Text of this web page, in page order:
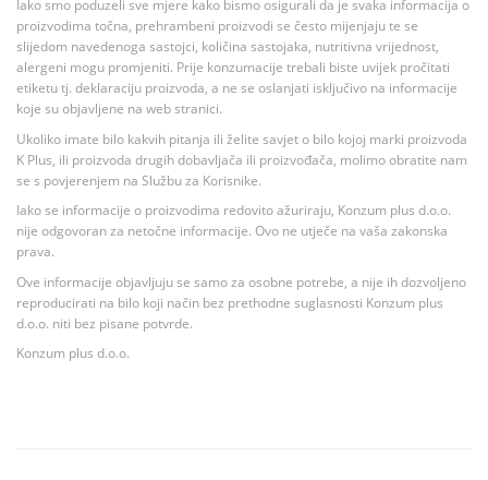
Iako smo poduzeli sve mjere kako bismo osigurali da je svaka informacija o
proizvodima točna, prehrambeni proizvodi se često mijenjaju te se
slijedom navedenoga sastojci, količina sastojaka, nutritivna vrijednost,
alergeni mogu promjeniti. Prije konzumacije trebali biste uvijek pročitati
etiketu tj. deklaraciju proizvoda, a ne se oslanjati isključivo na informacije
koje su objavljene na web stranici.
Ukoliko imate bilo kakvih pitanja ili želite savjet o bilo kojoj marki proizvoda
K Plus, ili proizvoda drugih dobavljača ili proizvođača, molimo obratite nam
se s povjerenjem na Službu za Korisnike.
Iako se informacije o proizvodima redovito ažuriraju, Konzum plus d.o.o.
nije odgovoran za netočne informacije. Ovo ne utječe na vaša zakonska
prava.
Ove informacije objavljuju se samo za osobne potrebe, a nije ih dozvoljeno
reproducirati na bilo koji način bez prethodne suglasnosti Konzum plus
d.o.o. niti bez pisane potvrde.
Konzum plus d.o.o.